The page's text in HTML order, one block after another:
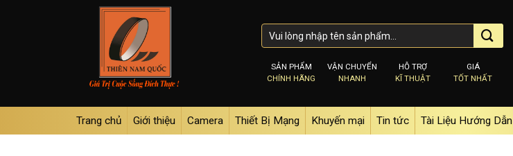
SẢN PHẨM
CHÍNH HÃNG
VẬN CHUYỂN
NHANH
HỖ TRỢ
KĨ THUẬT
GIÁ
TỐT NHẤT
Trang chủ Giới thiệu Camera Thiết Bị Mạng Khuyến mại Tin tức Tài Liệu Hướng Dẫn